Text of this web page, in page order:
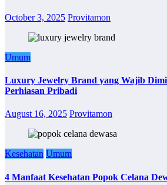
October 3, 2025 Provitamon
Umum
Luxury Jewelry Brand yang Wajib
Perhiasan Pribadi
August 16, 2025 Provitamon
Kesehatan Umum
4 Manfaat Kesehatan Popok Celana